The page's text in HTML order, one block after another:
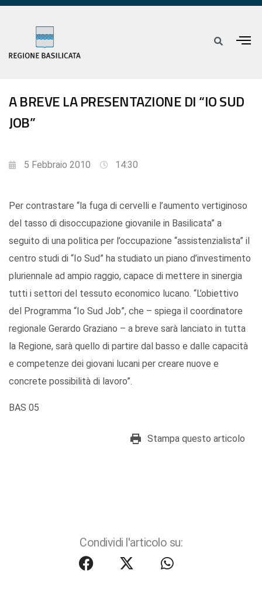
A BREVE LA PRESENTAZIONE DI “IO SUD
JOB”
5 Febbraio 2010 14:30
Per contrastare “la fuga di cervelli e l’aumento vertiginoso
del tasso di disoccupazione giovanile in Basilicata” a
seguito di una politica per l’occupazione “assistenzialista” il
centro studi di “Io Sud” ha studiato un piano d’investimento
pluriennale ad ampio raggio, capace di mettere in sinergia
tutti i settori del tessuto economico lucano. “L’obiettivo
del Programma “Io Sud Job”, che – spiega il coordinatore
regionale Gerardo Graziano – a breve sarà lanciato in tutta
la Regione, sarà quello di partire dal basso e dalle capacità
e competenze dei giovani lucani per creare nuove e
concrete possibilità di lavoro”.
BAS 05
Stampa questo articolo
Condividi l'articolo su: